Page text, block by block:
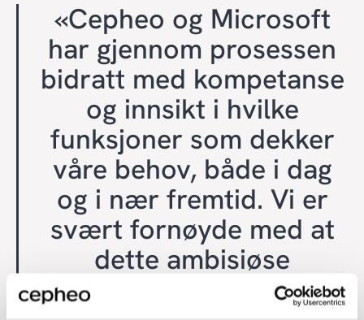
«Cepheo og Microsoft
har gjennom prosessen
bidratt med kompetanse
og innsikt i hvilke
funksjoner som dekker
våre behov, både i dag
og i nær fremtid. Vi er
svært fornøyde med at
dette ambisiøse
prosjektet kom i mål til